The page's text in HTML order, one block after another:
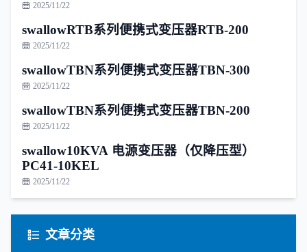
2025/11/22
swallowRTB系列便携式变压器RTB-200
2025/11/22
swallowTBN系列便携式变压器TBN-300
2025/11/22
swallowTBN系列便携式变压器TBN-200
2025/11/22
swallow10KVA 电源变压器（仅降压型）
PC41-10KEL
2025/11/22
文章分类